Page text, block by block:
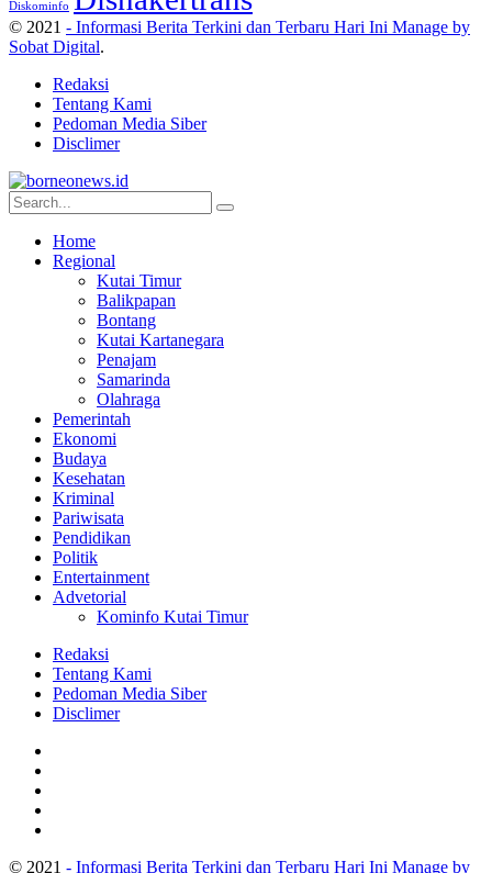
Diskominfo
© 2021 - Informasi Berita Terkini dan Terbaru Hari Ini Manage by
Sobat Digital.
Redaksi
Tentang Kami
Pedoman Media Siber
Disclimer
Home
Regional
Kutai Timur
Balikpapan
Bontang
Kutai Kartanegara
Penajam
Samarinda
Olahraga
Pemerintah
Ekonomi
Budaya
Kesehatan
Kriminal
Pariwisata
Pendidikan
Politik
Entertainment
Advetorial
Kominfo Kutai Timur
Redaksi
Tentang Kami
Pedoman Media Siber
Disclimer
© 2021 - Informasi Berita Terkini dan Terbaru Hari Ini Manage by